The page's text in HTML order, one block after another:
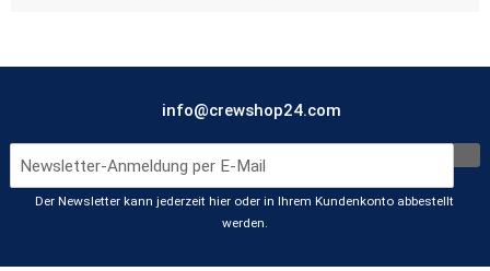
info@crewshop24.com
Der Newsletter kann jederzeit hier oder in Ihrem Kundenkonto abbestellt
werden.